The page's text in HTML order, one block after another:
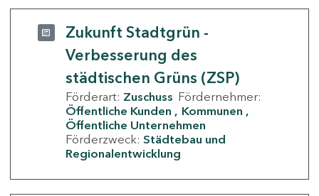
Zukunft Stadtgrün -
Verbesserung des
städtischen Grüns (ZSP)
Förderart: Zuschuss Fördernehmer:
Öffentliche Kunden
Kommunen
Öffentliche Unternehmen
Förderzweck: Städtebau und
Regionalentwicklung